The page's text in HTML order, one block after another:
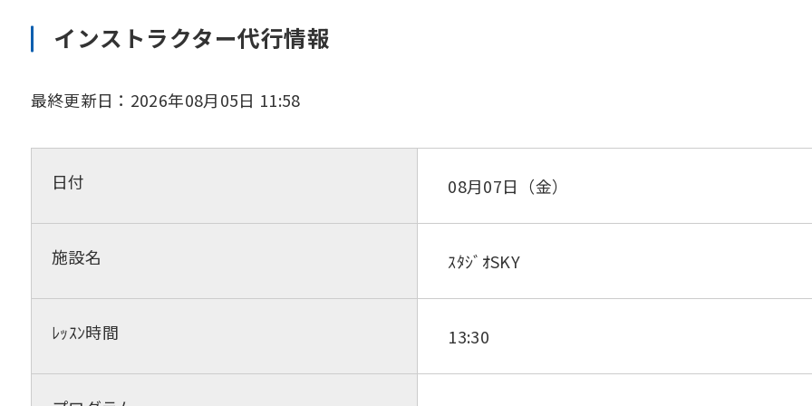
インストラクター代行情報
最終更新日：2026年08月05日 11:58
日付 08月07日（金）
施設名 ｽﾀｼﾞｵSKY
ﾚｯｽﾝ時間 13:30